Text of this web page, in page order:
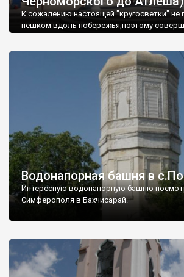
К сожалению настоящей "кругосветки" не
пешком вдоль побережья,поэтому
Водонапорная башня в
Интересную водонапорную башню
Симферополя в Бахчисарай.